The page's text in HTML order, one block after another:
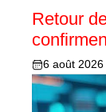
Retour
6 août 2026